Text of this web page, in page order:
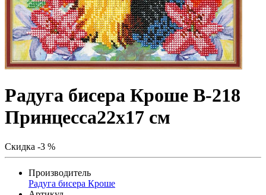
Радуга бисера Кроше В-218
Принцесса22х17 см
Скидка -3 %
Производитель
Радуга бисера Кроше